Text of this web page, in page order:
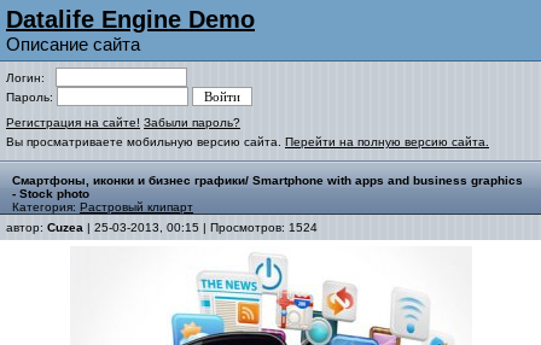
Datalife Engine Demo
Описание сайта
Логин:
Пароль:
Регистрация на сайте! Забыли пароль?
Вы просматриваете мобильную версию сайта. Перейти на полную версию сайта.
Смартфоны, иконки и бизнес графики/ Smartphone with apps and business graphics
- Stock photo
Категория: Растровый клипарт
автор: Cuzea | 25-03-2013, 00:15 | Просмотров: 1524